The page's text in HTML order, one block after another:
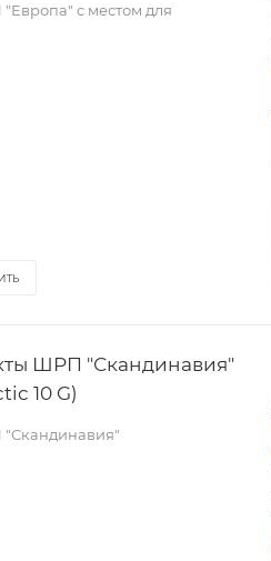
c местом для
ШРП "Скандинавия"
10 G)
"Скандинавия"